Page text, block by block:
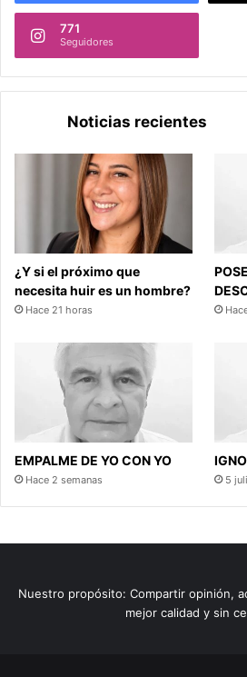
771
Seguidores
Noticias recientes
¿Y si el próximo que
necesita huir es un hombre?
Hace 21 horas
EMPALME DE YO CON YO
Hace 2 semanas 5
Nuestro propósito: Compartir opinión,
mejor calidad y sin